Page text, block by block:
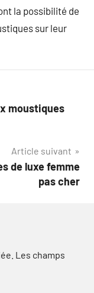
la possibilité de
sur leur
moustiques
Article suivant
de luxe femme
pas cher
Les champs